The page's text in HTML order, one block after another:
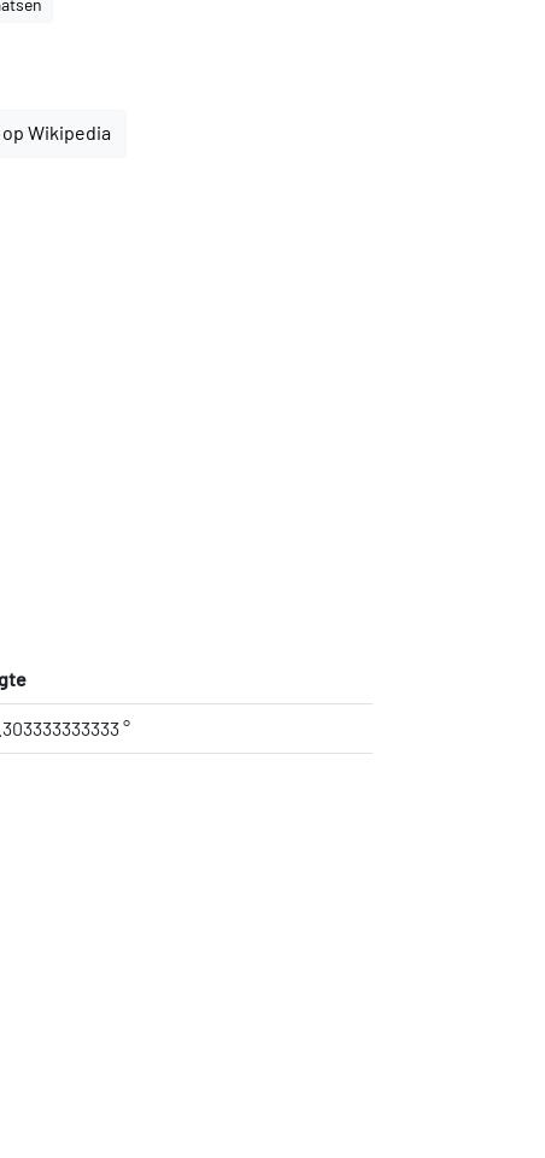
Wikipedia
°